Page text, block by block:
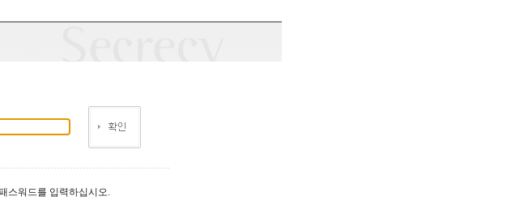
스워드를 입력하십시오.